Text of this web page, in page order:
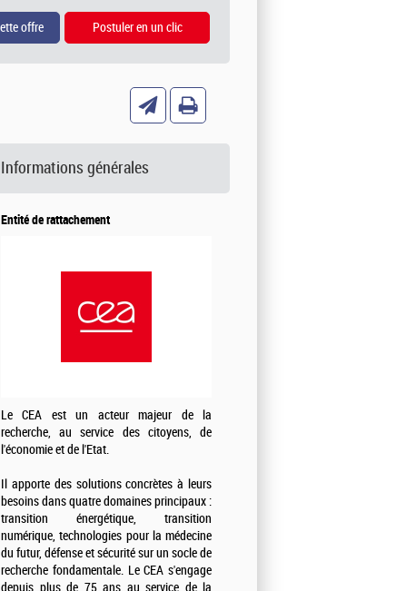
Informations générales
Entité de rattachement
Le CEA est un acteur majeur de la
recherche, au service des citoyens, de
l'économie et de l'Etat.
Il apporte des solutions concrètes à leurs
besoins dans quatre domaines principaux :
transition énergétique, transition
numérique, technologies pour la médecine
du futur, défense et sécurité sur un socle de
recherche fondamentale. Le CEA s'engage